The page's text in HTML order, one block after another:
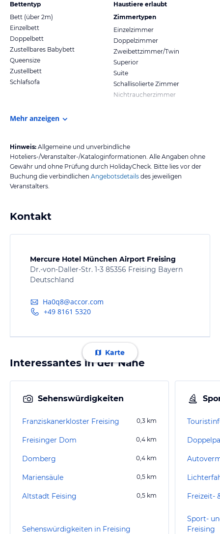
Bettentyp
Bett (über 2m)
Einzelbett
Doppelbett
Zustellbares Babybett
Queensize
Zustellbett
Schlafsofa
Haustiere erlaubt
Zimmertypen
Einzelzimmer
Doppelzimmer
Zweibettzimmer/Twin
Superior
Suite
Schallisolierte Zimmer
Nichtraucherzimmer
Mehr anzeigen
Hinweis: Allgemeine und unverbindliche
Hoteliers-/Veranstalter-/Kataloginformationen. Alle Angaben ohne
Gewähr und ohne Prüfung durch HolidayCheck. Bitte lies vor der
Buchung die verbindlichen Angebotsdetails des jeweiligen
Veranstalters.
Kontakt
Mercure Hotel München Airport Freising
Dr.-von-Daller-Str. 1-3 85356 Freising Bayern
Deutschland
Ha0q8@accor.com
+49 8161 5320
Karte
Interessantes in der Nähe
Sehenswürdigkeiten
Franziskanerkloster Freising 0,3 km
Freisinger Dom 0,4 km
Domberg 0,4 km
Mariensäule 0,5 km
Altstadt Feising 0,5 km
Sehenswürdigkeiten in Freising
Freizeit-
Sport-
Freising